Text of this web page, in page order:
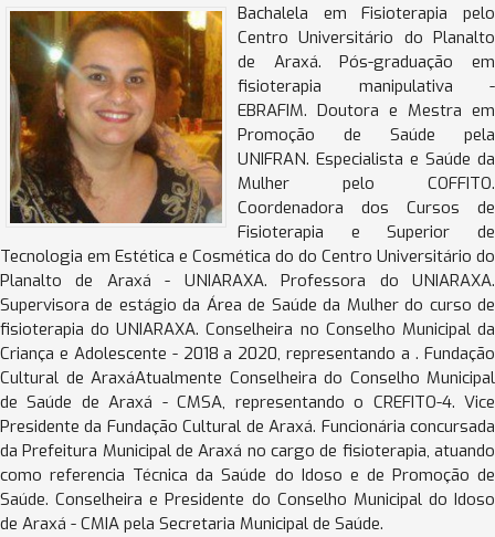
Bachalela em Fisioterapia pelo
Centro Universitário do Planalto
de Araxá. Pós-graduação em
fisioterapia manipulativa -
EBRAFIM. Doutora e Mestra em
Promoção de Saúde pela
UNIFRAN. Especialista e Saúde da
Mulher pelo COFFITO.
Coordenadora dos Cursos de
Fisioterapia e Superior de
Tecnologia em Estética e Cosmética do do Centro Universitário do
Planalto de Araxá - UNIARAXA. Professora do UNIARAXA.
Supervisora de estágio da Área de Saúde da Mulher do curso de
fisioterapia do UNIARAXA. Conselheira no Conselho Municipal da
Criança e Adolescente - 2018 a 2020, representando a . Fundação
Cultural de AraxáAtualmente Conselheira do Conselho Municipal
de Saúde de Araxá - CMSA, representando o CREFITO-4. Vice
Presidente da Fundação Cultural de Araxá. Funcionária concursada
da Prefeitura Municipal de Araxá no cargo de fisioterapia, atuando
como referencia Técnica da Saúde do Idoso e de Promoção de
Saúde. Conselheira e Presidente do Conselho Municipal do Idoso
de Araxá - CMIA pela Secretaria Municipal de Saúde.